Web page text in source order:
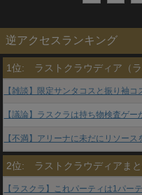
逆アクセスランキング
1位: ラストクラウディア（
【雑談】限定サンタコスと振り袖
【議論】ラスクラは持ち物検査ゲ
【不満】アリーナに未だにリソー
2位: ラストクラウディアま
【ラスクラ】これパーティは1パー